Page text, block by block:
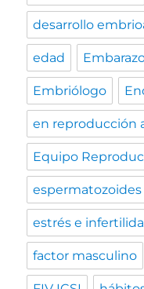
desarrollo
edad
Embriólogo
en reproducción
Equipo
espermatozoides
estrés e
factor masculino